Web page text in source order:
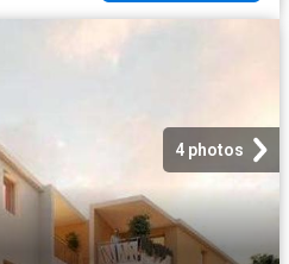
4 photos